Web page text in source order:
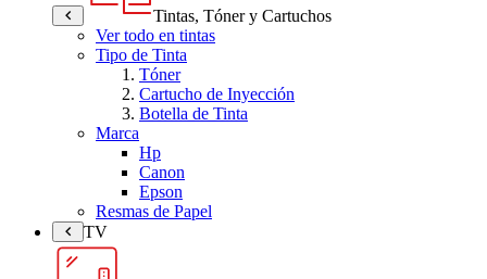
Tintas, Tóner y Cartuchos
Ver todo en tintas
Tipo de Tinta
Tóner
Cartucho de Inyección
Botella de Tinta
Marca
Hp
Canon
Epson
Resmas de Papel
TV